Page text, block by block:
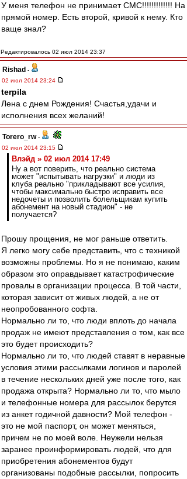
У меня телефон не принимает СМС!!!!!!!!!!!!! На
прямой номер. Есть второй, кривой к нему. Кто
ваще знал?
Редактировалось 02 июл 2014 23:37
Rishad -
02 июл 2014 23:24
terpila
Лена с днем Рождения! Счастья,удачи и
исполнения всех желаний!
Torero_rw-
02 июл 2014 23:15
Влэйд » 02 июл 2014 17:49
Ну а вот поверить, что реально система
может "испытывать нагрузки" и люди из
клуба реально "прикладывают все усилия,
чтобы максимально быстро исправить все
недочеты и позволить болельщикам купить
абонемент на новый стадион" - не
получается?
Прошу прощения, не мог раньше ответить.
Я легко могу себе представить, что с техникой
возможны проблемы. Но я не понимаю, каким
образом это оправдывает катастрофические
провалы в организации процесса. В той части,
которая зависит от живых людей, а не от
неопробованного софта.
Нормально ли то, что люди вплоть до начала
продаж не имеют представления о том, как все
это будет происходить?
Нормально ли то, что людей ставят в неравные
условия этими рассылками логинов и паролей
в течение нескольких дней уже после того, как
продажа открыта? Нормально ли то, что мыло
и телефонные номера для рассылок берутся
из анкет годичной давности? Мой телефон -
это не мой паспорт, он может меняться,
причем не по моей воле. Неужели нельзя
заранее проинформировать людей, что для
приобретения абонементов будут
организованы подобные рассылки, попросить